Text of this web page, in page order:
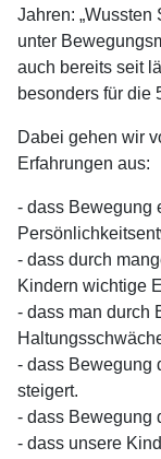
Jahren:
unter
auch bereits seit
besonders für die
Dabei gehen wir
Erfahrungen aus:
- dass Bewegung
- dass durch
Kindern wichtige
- dass man durch
- dass Bewegung
steigert.
- dass Bewegung
- dass unsere